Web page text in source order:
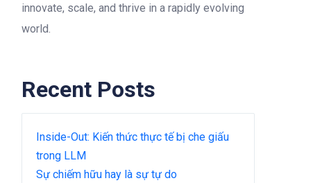
innovate, scale, and thrive in a rapidly evolving
world.
Recent Posts
Inside-Out: Kiến thức thực tế bị che giấu
trong LLM
Sự chiếm hữu hay là sự tự do